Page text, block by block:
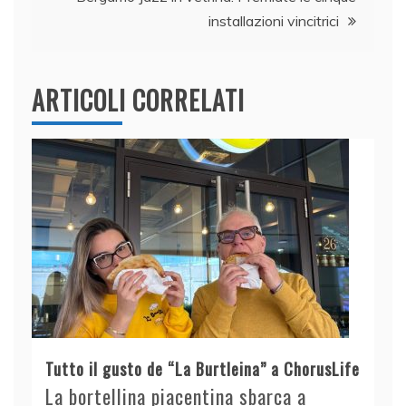
installazioni vincitrici
ARTICOLI CORRELATI
Tutto il gusto de “La Burtleina” a ChorusLife
La bortellina piacentina sbarca a